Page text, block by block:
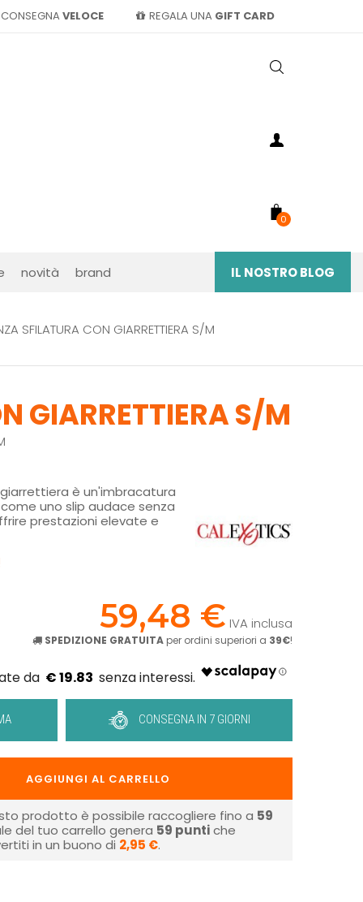
CONSEGNA VELOCE REGALA UNA GIFT CARD
0
novità brand IL NOSTRO BLOG
SFILATURA CON GIARRETTIERA S/M
GIARRETTIERA S/M
è un'imbracatura
uno slip audace senza
prestazioni elevate e
59,48 € IVA inclusa
SPEDIZIONE GRATUITA per ordini superiori a 39€!
€ 19.83
CONSEGNA IN 7 GIORNI
AGGIUNGI AL CARRELLO
prodotto è possibile raccogliere fino a 59
del tuo carrello genera 59 puntiche
in un buono di 2,95 €.